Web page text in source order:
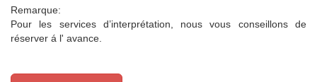
Remarque:
Pour les services d’interprétation, nous vous conseillons de
réserver á l' avance.